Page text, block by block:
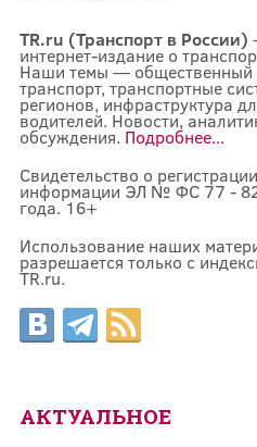
TR.ru (Транспорт в России)
интернет-издание о
Наши темы — общественный
транспорт, транспортные
регионов, инфраструктура
водителей. Новости,
обсуждения. Подробнее...
Свидетельство о
информации ЭЛ № ФС 77 -
года. 16+
Использование наших
разрешается только с
TR.ru.
АКТУАЛЬНОЕ